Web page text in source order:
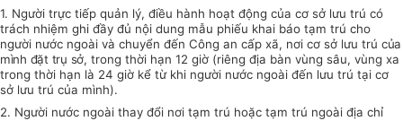
1. Người trực tiếp quản lý, điều hành hoạt động của cơ sở lưu trú có
trách nhiệm ghi đầy đủ nội dung mẫu phiếu khai báo tạm trú cho
người nước ngoài và chuyển đến Công an cấp xã, nơi cơ sở lưu trú của
mình đặt trụ sở, trong thời hạn 12 giờ (riêng địa bàn vùng sâu, vùng xa
trong thời hạn là 24 giờ kể từ khi người nước ngoài đến lưu trú tại cơ
sở lưu trú của mình).
2. Người nước ngoài thay đổi nơi tạm trú hoặc tạm trú ngoài địa chỉ